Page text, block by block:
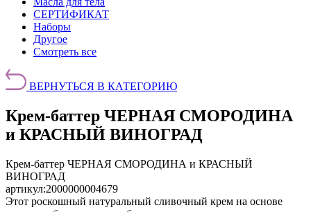
СЕРТИФИКАТ
Наборы
Другое
Смотреть все
ВЕРНУТЬСЯ В КАТЕГОРИЮ
Крем-баттер ЧЕРНАЯ СМОРОДИНА
и КРАСНЫЙ ВИНОГРАД
Крем-баттер ЧЕРНАЯ СМОРОДИНА и КРАСНЫЙ
ВИНОГРАД
артикул:2000000004679
Этот роскошный натуральный сливочный крем на основе